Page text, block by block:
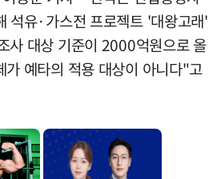
석유·가스전 프로젝트 '대왕고래'
사 대상 기준이 2000억원으로 올
가 예타의 적용 대상이 아니다"고